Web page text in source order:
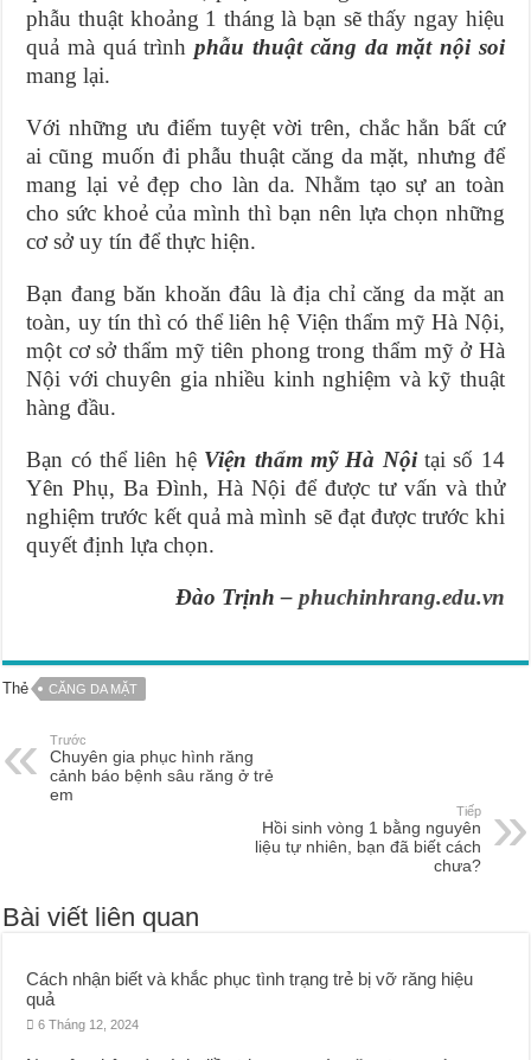
phẫu thuật khoảng 1 tháng là bạn sẽ thấy ngay hiệu
quả mà quá trìnhphẫu thuật căng da mặt nội soi
mang lại.
Với những ưu điểm tuyệt vời trên, chắc hẳn bất cứ
ai cũng muốn đi phẫu thuật căng da mặt, nhưng để
mang lại vẻ đẹp cho làn da. Nhằm tạo sự an toàn
cho sức khoẻ của mình thì bạn nên lựa chọn những
cơ sở uy tín để thực hiện.
Bạn đang băn khoăn đâu là địa chỉ căng da mặt an
toàn, uy tín thì có thể liên hệ Viện thẩm mỹ Hà Nội,
một cơ sở thẩm mỹ tiên phong trong thẩm mỹ ở Hà
Nội với chuyên gia nhiều kinh nghiệm và kỹ thuật
hàng đầu.
Bạn có thể liên hệ Viện thẩm mỹ Hà Nộitại số 14
Yên Phụ, Ba Đình, Hà Nội để được tư vấn và thử
nghiệm trước kết quả mà mình sẽ đạt được trước khi
quyết định lựa chọn.
Đào Trịnh – phuchinhrang.edu.vn
Thẻ CĂNG DA MẶT
Trước
Chuyên gia phục hình răng
cảnh báo bệnh sâu răng ở trẻ
em
Tiếp
Hồi sinh vòng 1 bằng nguyên
liệu tự nhiên, bạn đã biết cách
chưa?
Bài viết liên quan
Cách nhận biết và khắc phục tình trạng trẻ bị vỡ răng hiệu
quả
6 Tháng 12, 2024